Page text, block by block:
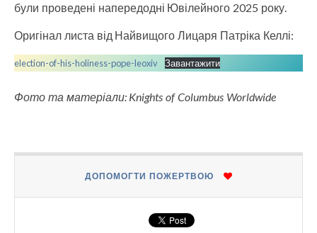
були проведені напередодні Ювілейного 2025 року.
Оригінал листа від Найвищого Лицаря Патріка Келлі:
election-of-his-holiness-pope-leoxiv Завантажити
Фото та матеріали: Knights of Columbus Worldwide
ДОПОМОГТИ ПОЖЕРТВОЮ